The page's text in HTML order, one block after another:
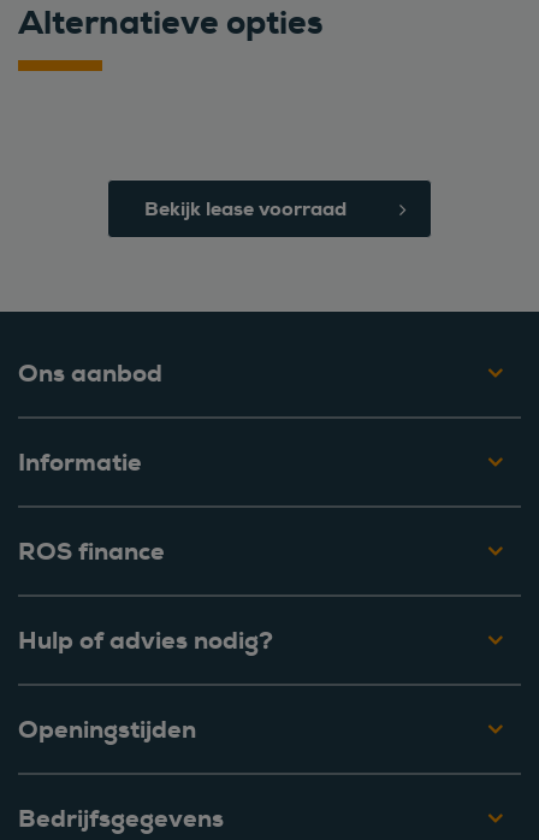
Alternatieve opties
Bekijk lease voorraad
Ons aanbod
Informatie
ROS finance
Hulp of advies nodig?
Openingstijden
Bedrijfsgegevens